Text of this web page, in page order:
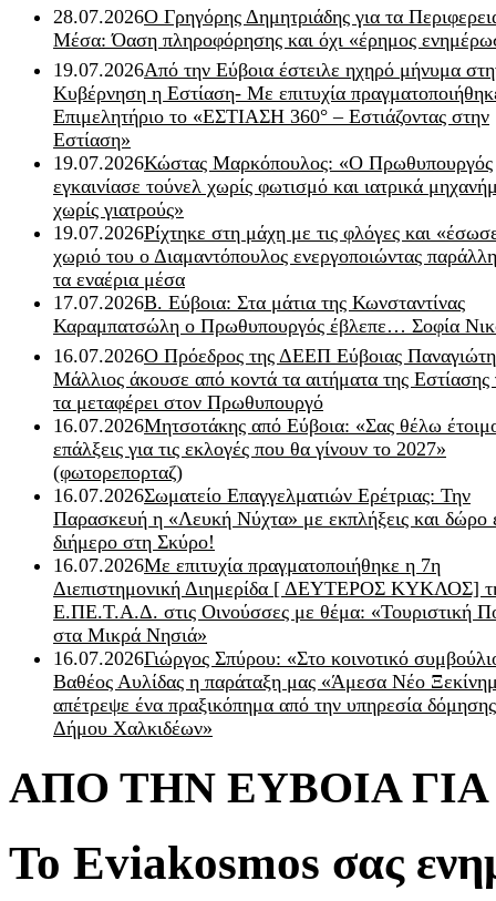
28.07.2026Ο Γρηγόρης Δημητριάδης για τα
Μέσα: Όαση πληροφόρησης και όχι «έρημος
19.07.2026Από την Εύβοια έστειλε ηχηρό μήνυμα
Κυβέρνηση η Εστίαση- Με επιτυχία
Επιμελητήριο το «ΕΣΤΙΑΣΗ 360° – Εστιάζοντας στην
Εστίαση»
19.07.2026Κώστας Μαρκόπουλος: «Ο Πρωθυπουργός
εγκαινίασε τούνελ χωρίς φωτισμό και ιατρικά
χωρίς γιατρούς»
19.07.2026Ρίχτηκε στη μάχη με τις φλόγες και
χωριό του ο Διαμαντόπουλος ενεργοποιώντας
τα εναέρια μέσα
17.07.2026Β. Εύβοια: Στα μάτια της Κωνσταντίνας
Καραμπατσώλη ο Πρωθυπουργός έβλεπε… Σοφία
16.07.2026Ο Πρόεδρος της ΔΕΕΠ Εύβοιας
Μάλλιος άκουσε από κοντά τα αιτήματα της Εστίασης
τα μεταφέρει στον Πρωθυπουργό
16.07.2026Μητσοτάκης από Εύβοια: «Σας θέλω
επάλξεις για τις εκλογές που θα γίνουν το 2027»
(φωτορεπορταζ)
16.07.2026Σωματείο Επαγγελματιών Ερέτριας: Την
Παρασκευή η «Λευκή Νύχτα» με εκπλήξεις και δώρο
διήμερο στη Σκύρο!
16.07.2026Με επιτυχία πραγματοποιήθηκε η 7η
Διεπιστημονική Διημερίδα [ ΔEYΤΕΡΟΣ ΚΥΚΛΟΣ]
Ε.ΠΕ.Τ.Α.Δ. στις Οινούσσες με θέμα: «Τουριστική
στα Μικρά Νησιά»
16.07.2026Γιώργος Σπύρου: «Στο κοινοτικό
Βαθέος Αυλίδας η παράταξη μας «Άμεσα Νέο
απέτρεψε ένα πραξικόπημα από την υπηρεσία
Δήμου Χαλκιδέων»
ΑΠΟ ΤΗΝ ΕΥΒΟΙΑ
Το Eviakosmos σας